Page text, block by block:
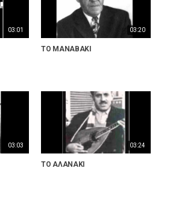
03:01 03:20
ΤΟ ΜΑΝΑΒΑΚΙ
03:03 03:24
ΤΟ ΑΛΑΝΑΚΙ